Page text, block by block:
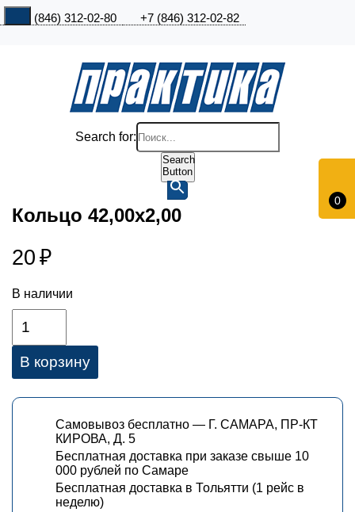
+7 (846) 312-02-80 +7 (846) 312-02-82
0
Search for:
Search
Button
Кольцо 42,00х2,00
20 ₽
В наличии
В корзину
Самовывоз бесплатно — Г. САМАРА, ПР-КТ
КИРОВА, Д. 5
Бесплатная доставка при заказе свыше 10
000 рублей по Самаре
Бесплатная доставка в Тольятти (1 рейс в
неделю)